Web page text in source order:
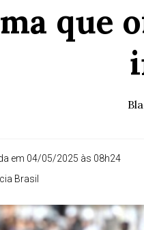
que
em 04/05/2025 às 08h24
Brasil